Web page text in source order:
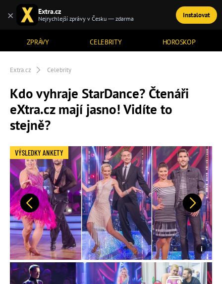
ZPRÁVY CELEBRITY HOROSKOP
TÉMATA
Extra.cz Celebrity
Kdo vyhraje StarDance? Čtenáři
eXtra.cz mají jasno! Vidíte to
stejně?
Předchozí Další
VÝSLEDKY ANKETY
× Extra.cz
Nejrychlejší zprávy v Česku — zdarma Instalovat